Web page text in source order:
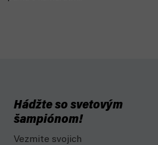
Hádžte so svetovým
šampiónom!
Vezmite svojich